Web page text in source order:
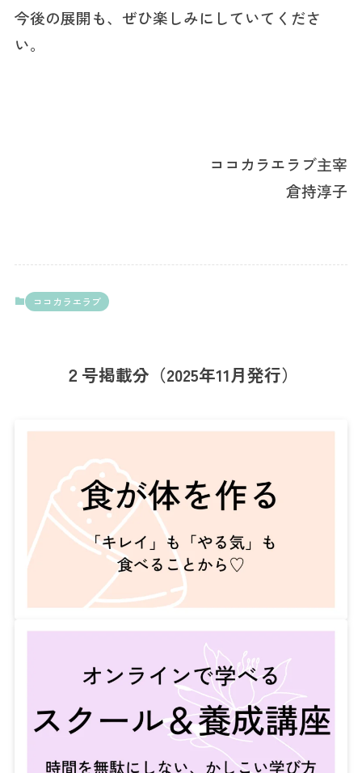
今後の展開も、ぜひ楽しみにしていてくださ
い。
ココカラエラブ主宰
倉持淳子
ココカラエラブ
２号掲載分（2025年11月発行）